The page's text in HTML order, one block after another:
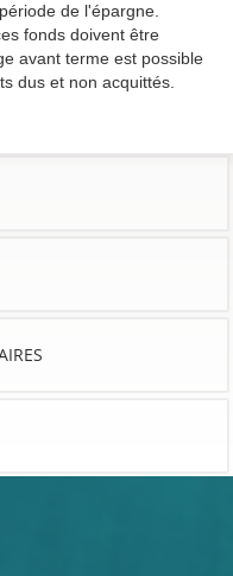
de l'épargne.
fonds doivent être
avant terme est possible
dus et non acquittés.